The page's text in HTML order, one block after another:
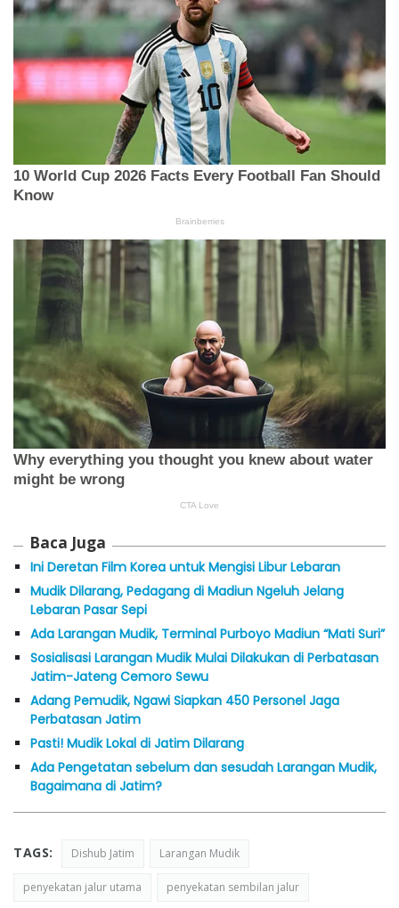
Baca Juga
Ini Deretan Film Korea untuk Mengisi Libur Lebaran
Mudik Dilarang, Pedagang di Madiun Ngeluh Jelang
Lebaran Pasar Sepi
Ada Larangan Mudik, Terminal Purboyo Madiun “Mati Suri”
Sosialisasi Larangan Mudik Mulai Dilakukan di Perbatasan
Jatim-Jateng Cemoro Sewu
Adang Pemudik, Ngawi Siapkan 450 Personel Jaga
Perbatasan Jatim
Pasti! Mudik Lokal di Jatim Dilarang
Ada Pengetatan sebelum dan sesudah Larangan Mudik,
Bagaimana di Jatim?
TAGS: Dishub Jatim Larangan Mudik
penyekatan jalur utama penyekatan sembilan jalur